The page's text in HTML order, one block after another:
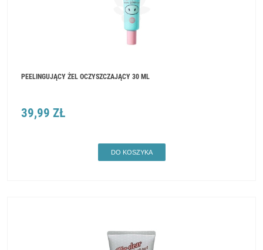
PEELINGUJĄCY ŻEL OCZYSZCZAJĄCY 30 ML
39,99 ZŁ
DO KOSZYKA